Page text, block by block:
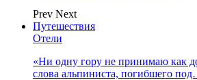
Prev Next
Путешествия
Отели
«Ни одну гору не принимаю как
слова альпиниста, погибшего